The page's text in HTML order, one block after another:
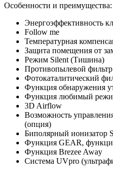
Особенности и преимущества:
Энергоэффективность
Follow me
Температурная
Защита помещения от
Режим Silent (Тишина)
Противопылевой
Фотокаталитический
Функция обнаружения
Функция любимый
3D Airflow
Возможность
(опция)
Биполярный ионизатор
Функция GEAR,
Функция Brezee Away
Система UVpro